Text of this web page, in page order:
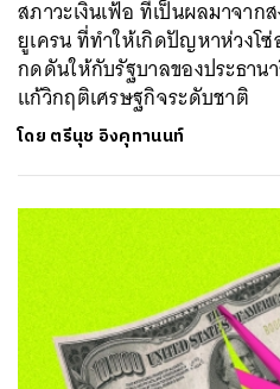
สภาวะเงินเฟ้อ ที่เป็นผลมาจาก
ยูเครน ที่ทำให้เกิดปัญหาห่วงโ
กดดันให้กับรัฐบาลของประธา
แก้วิกฤติเศรษฐกิจระดับชาติ
โดย ตรีนุช อิงคุทานนท์
ค้นหา